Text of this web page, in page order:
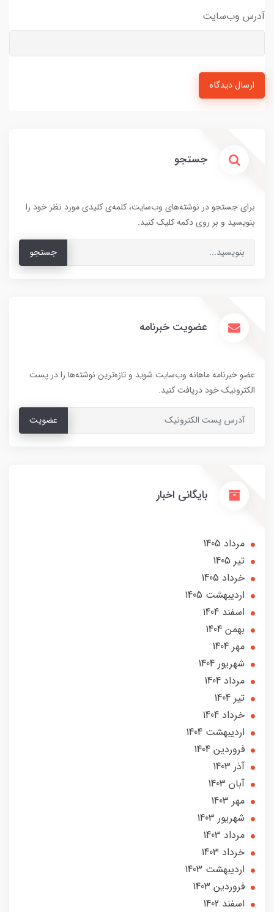
آدرس وب‌سایت
ارسال دیدگاه
جستجو
برای جستجو در نوشته‌های وب‌سایت، کلمه‌ی کلیدی مورد نظر خود را
بنویسید و بر روی دکمه کلیک کنید.
جستجو
عضویت خبرنامه
عضو خبرنامه ماهانه وب‌سایت شوید و تازه‌ترین نوشته‌ها را در پست
الکترونیک خود دریافت کنید.
عضویت
بایگانی اخبار
مرداد 1405
تير 1405
خرداد 1405
ارديبهشت 1405
اسفند 1404
بهمن 1404
مهر 1404
شهریور 1404
مرداد 1404
تير 1404
خرداد 1404
ارديبهشت 1404
فروردین 1404
آذر 1403
آبان 1403
مهر 1403
شهریور 1403
مرداد 1403
خرداد 1403
ارديبهشت 1403
فروردین 1403
اسفند 1402